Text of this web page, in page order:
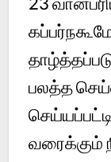
பலத்த
வரைக்கும்